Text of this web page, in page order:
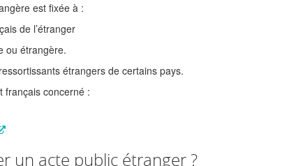
est fixée à :
de l’étranger
ou étrangère.
étrangers de certains pays.
français concerné :
un acte public étranger ?